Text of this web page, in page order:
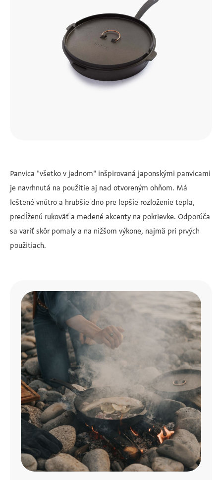
Panvica "všetko v jednom" inšpirovaná japonskými panvicami
je navrhnutá na použitie aj nad otvoreným ohňom. Má
leštené vnútro a hrubšie dno pre lepšie rozloženie tepla,
predĺženú rukoväť a medené akcenty na pokrievke. Odporúča
sa variť skôr pomaly a na nižšom výkone, najmä pri prvých
použitiach.